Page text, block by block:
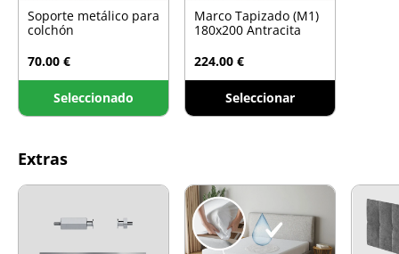
Soporte metálico para
colchón
70.00 €
Seleccionado
Marco Tapizado (M1)
180x200 Antracita
224.00 €
Seleccionar
Extras